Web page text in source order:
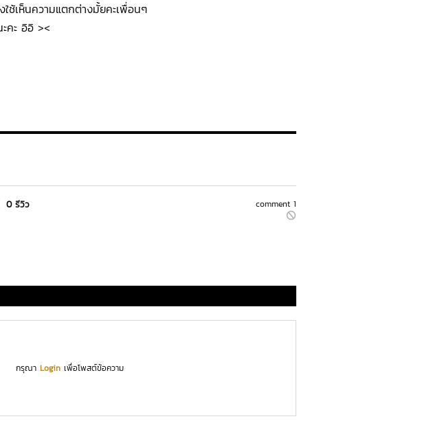
ใช้เห็นความแตกต่างมั้ยคะเพื่อนๆ
คะ อิอิ ><
comment 1
0 รีวิว
กรุณา Loginเพื่อโพสต์ข้อความ